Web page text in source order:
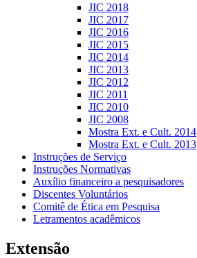
JIC 2018
JIC 2017
JIC 2016
JIC 2015
JIC 2014
JIC 2013
JIC 2012
JIC 2011
JIC 2010
JIC 2008
Mostra Ext. e Cult. 2014
Mostra Ext. e Cult. 2013
Instruções de Serviço
Instruções Normativas
Auxílio financeiro a pesquisadores
Discentes Voluntários
Comitê de Ética em Pesquisa
Letramentos acadêmicos
Extensão